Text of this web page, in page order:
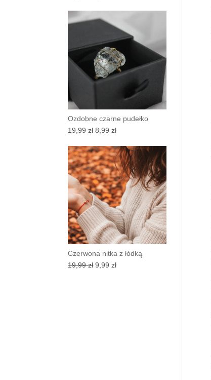
wynosiła:
19,99 zł.9,99 zł.
Ozdobne czarne pudełko
19,99zł Pierwotna
wynosiła:
19,99 zł.
8,99złAktualna
wynosi:
8,99 zł.
Czerwona nitka z łódką
19,99zł Pierwotna
9,99złAktualna